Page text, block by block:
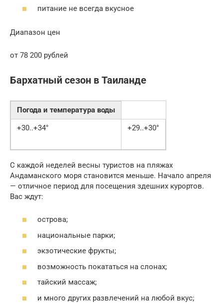
питание не всегда вкусное
Диапазон цен
от 78 200 рублей
Бархатный сезон в Таиланде
Погода и температура воды
+30..+34°
+29..+30°
С каждой неделей весны туристов на пляжах
Андаманского моря становится меньше. Начало апреля
— отличное период для посещения здешних курортов.
Вас ждут:
острова;
национальные парки;
экзотические фрукты;
возможность покататься на слонах;
тайский массаж;
и много других развлечений на любой вкус;